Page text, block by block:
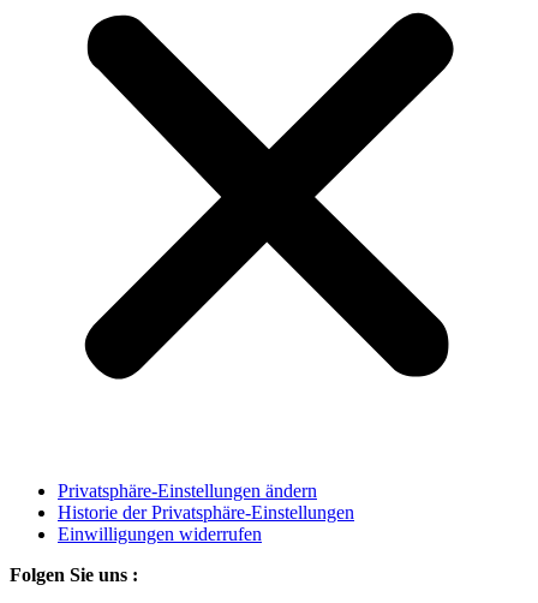
Privatsphäre-Einstellungen ändern
Historie der Privatsphäre-Einstellungen
Einwilligungen widerrufen
Folgen Sie uns :